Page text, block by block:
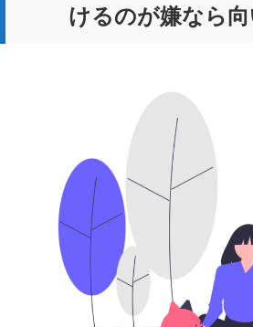
けるのが嫌なら